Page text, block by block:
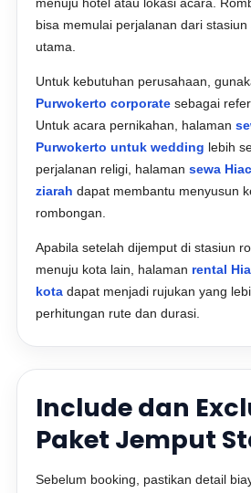
bisa memulai perjalanan dari
utama.
Untuk kebutuhan perusahaan,
Purwokerto corporate sebagai
Untuk acara pernikahan, halaman
Purwokerto untuk wedding lebih
perjalanan religi, halamansewa
ziarah dapat membantu menyusun
rombongan.
Apabila setelah dijemput di stasiun
menuju kota lain, halaman rental
kota dapat menjadi rujukan yang
perhitungan rute dan durasi.
Include dan
Paket Jemput
Sebelum booking, pastikan detail